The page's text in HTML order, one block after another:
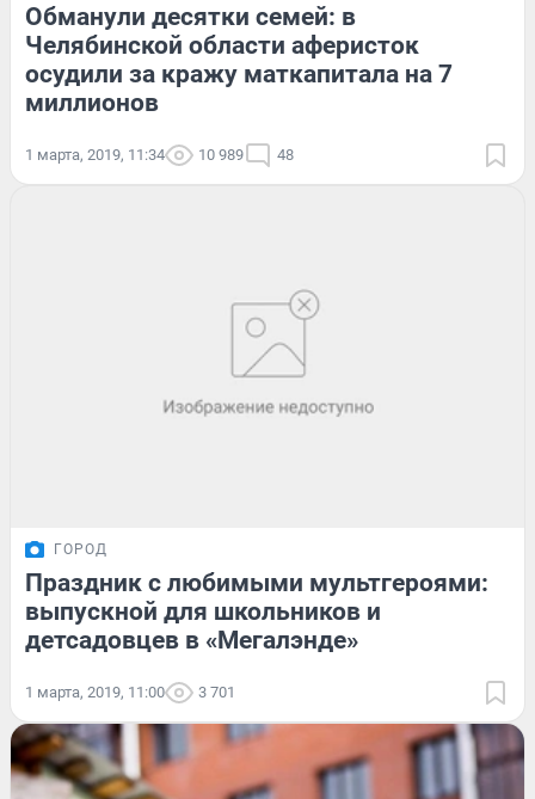
Обманули десятки семей: в
Челябинской области аферисток
осудили за кражу маткапитала на 7
миллионов
1 марта, 2019, 11:34 10 989 48
ГОРОД
Праздник с любимыми мультгероями:
выпускной для школьников и
детсадовцев в «Мегалэнде»
1 марта, 2019, 11:00 3 701